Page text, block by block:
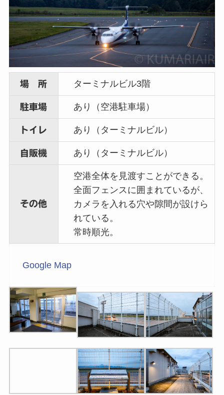
場 所 ターミナルビル3階
駐車場 あり（空港駐車場）
トイレ あり（ターミナルビル）
自販機 あり（ターミナルビル）
その他
空港全体を見渡すことができる。
全面フェンスに囲まれているが、
カメラを入れる穴や隙間が設けら
れている。
常時順光。
Google Map